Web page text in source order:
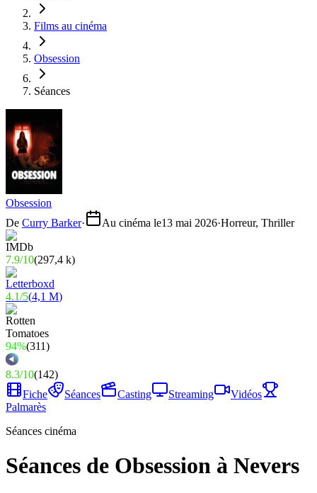
Films au cinéma
Obsession
Séances
Obsession
De Curry Barker· Au cinéma le13 mai 2026·Horreur, Thriller
7.9/10(297,4 k)
4.1/5(4,1 M)
94%(311)
8.3/10(142)
Fiche
Séances Casting Streaming
Vidéos
Palmarès
Séances cinéma
Séances de Obsession à Nevers